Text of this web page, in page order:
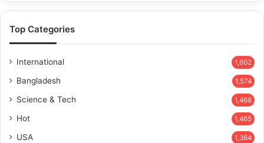
Top Categories
International 1,602
Bangladesh 1,574
Science & Tech 1,468
Hot 1,465
USA 1,364